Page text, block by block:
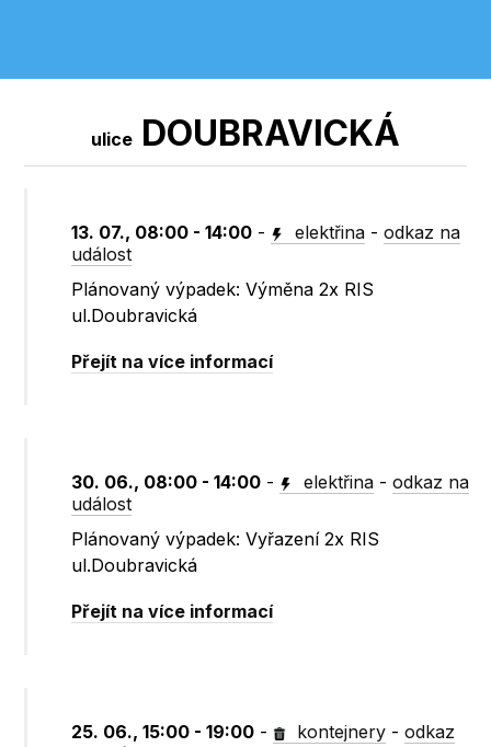
ulice DOUBRAVICKÁ
13. 07., 08:00 - 14:00 - elektřina -odkaz na
událost
Plánovaný výpadek: Výměna 2x RIS
ul.Doubravická
Přejít na více informací
30. 06., 08:00 - 14:00 - elektřina -odkaz na
událost
Plánovaný výpadek: Vyřazení 2x RIS
ul.Doubravická
Přejít na více informací
25. 06., 15:00 - 19:00 - kontejnery -odkaz